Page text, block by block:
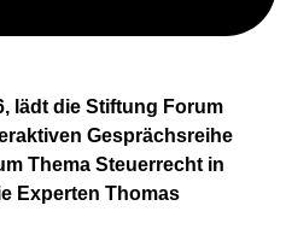
lädt die Stiftung Forum
Gesprächsreihe
Thema Steuerrecht in
Experten Thomas